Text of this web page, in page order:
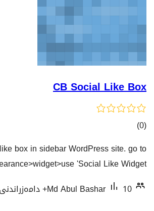
CB Social Like Box
(0 کۆی
هەڵسەنگاندنەکان
)
box in sidebar WordPress site. go to
'Social Like Widget'
Md Abul Bashar
10+ دامەزراندنی چالاک